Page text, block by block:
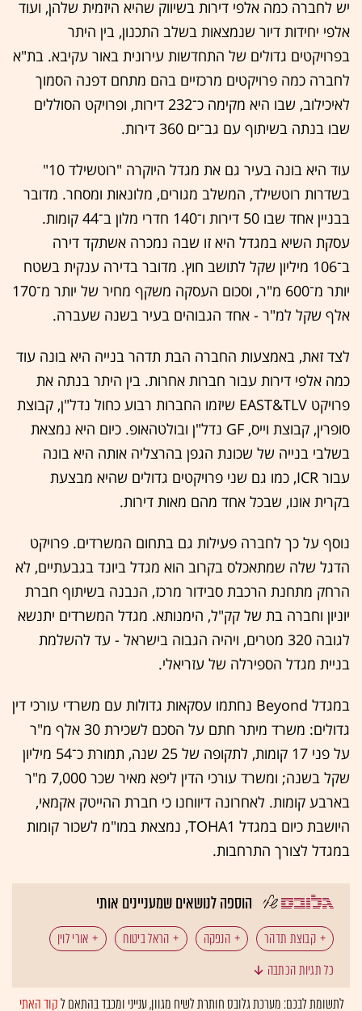
יש לחברה כמה אלפי דירות בשיווק שהיא היזמית שלהן, ועוד
אלפי יחידות דיור שנמצאות בשלב התכנון, בין היתר
בפרויקטים גדולים של התחדשות עירונית באור עקיבא. בת"א
לחברה כמה פרויקטים מרכזיים בהם מתחם דפנה הסמוך
לאיכילוב, שבו היא מקימה כ־232 דירות, ופרויקט הסוללים
שבו בנתה בשיתוף עם גב־ים 360 דירות.
עוד היא בונה בעיר גם את מגדל היוקרה "רוטשילד 10"
בשדרות רוטשילד, המשלב מגורים, מלונאות ומסחר. מדובר
בבניין אחד שבו 50 דירות ו־140 חדרי מלון ב־44 קומות.
עסקת השיא במגדל היא זו שבה נמכרה אשתקד דירה
ב־106 מיליון שקל לתושב חוץ. מדובר בדירה ענקית בשטח
יותר מ־600 מ"ר, וסכום העסקה משקף מחיר של יותר מ־170
אלף שקל למ"ר - אחד הגבוהים בעיר בשנה שעברה.
לצד זאת, באמצעות החברה הבת תדהר בנייה היא בונה עוד
כמה אלפי דירות עבור חברות אחרות. בין היתר בנתה את
פרויקט EAST&TLV שיזמו החברות רבוע כחול נדל"ן, קבוצת
סופרין, קבוצת וייס, GF נדל"ן ובולטהאופ. כיום היא נמצאת
בשלבי בנייה של שכונת הגפן בהרצליה אותה היא בונה
עבור ICR, כמו גם שני פרויקטים גדולים שהיא מבצעת
בקרית אונו, שבכל אחד מהם מאות דירות.
נוסף על כך לחברה פעילות גם בתחום המשרדים. פרויקט
הדגל שלה שמתאכלס בקרוב הוא מגדל ביונד בגבעתיים, לא
הרחק מתחנת הרכבת סבידור מרכז, הנבנה בשיתוף חברת
יוניון וחברה בת של קק"ל, הימנותא. מגדל המשרדים יתנשא
לגובה 320 מטרים, ויהיה הגבוה בישראל - עד להשלמת
בניית מגדל הספירלה של עזריאלי.
במגדל Beyond נחתמו עסקאות גדולות עם משרדי עורכי דין
גדולים: משרד מיתר חתם על הסכם לשכירת 30 אלף מ"ר
על פני 17 קומות, לתקופה של 25 שנה, תמורת כ־54 מיליון
שקל בשנה; ומשרד עורכי הדין ליפא מאיר שכר 7,000 מ"ר
בארבע קומות. לאחרונה דיווחנו כי חברת ההייטק אקמאי,
היושבת כיום במגדל TOHA1, נמצאת במו"מ לשכור קומות
במגדל לצורך התרחבות.
הוספה לנושאים שמעניינים אותי
קבוצת תדהר הנפקה הראל ביטוח אורי לוין
כל תגיות הכתבה
לתשומת לבכם: מערכת גלובס חותרת לשיח מגוון, ענייני ומכבד בהתאם לקוד האתי